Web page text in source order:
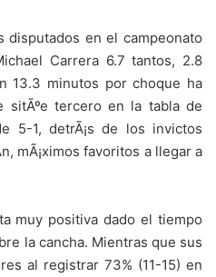
en el campeonato
Carrera 6.7 tantos, 2.8
13.3 minutos por choque ha
sitÃºe tercero en la tabla de
5-1, detrÃ¡s de los invictos
mÃ¡ximos favoritos a llegar a
muy positiva dado el tiempo
la cancha. Mientras que sus
al registrar 73% (11-15) en